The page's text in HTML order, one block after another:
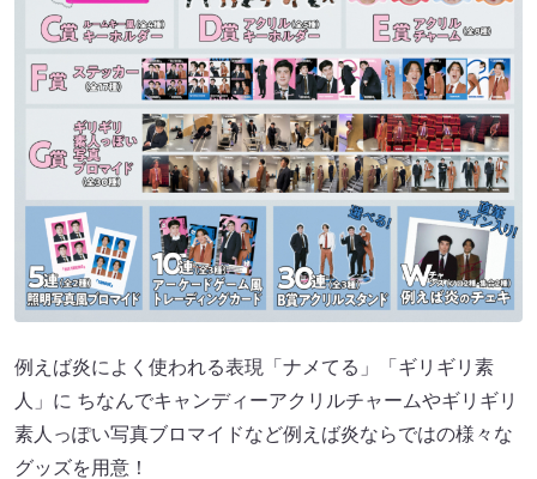
例えば炎によく使われる表現「ナメてる」「ギリギリ素
人」に ちなんでキャンディーアクリルチャームやギリギリ
素人っぽい写真ブロマイドなど例えば炎ならではの様々な
グッズを用意！